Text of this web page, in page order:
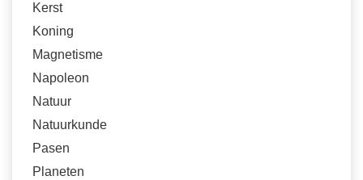
Kerst
Koning
Magnetisme
Napoleon
Natuur
Natuurkunde
Pasen
Planeten